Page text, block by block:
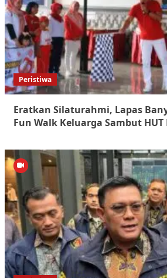
Peristiwa
Eratkan Silaturahmi, Lapas
Fun Walk Keluarga Sambut HUT